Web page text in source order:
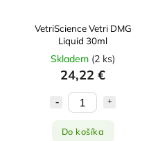
VetriScience Vetri DMG
Liquid 30ml
Skladem (2 ks)
24,22 €
Do košíka